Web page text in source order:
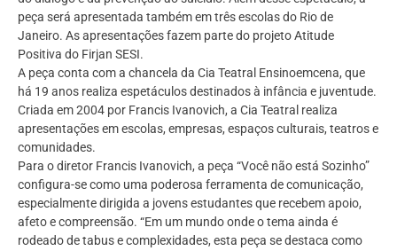
peça será apresentada também em três escolas do Rio de
Janeiro. As apresentações fazem parte do projeto Atitude
Positiva do Firjan SESI.
A peça conta com a chancela da Cia Teatral Ensinoemcena, que
há 19 anos realiza espetáculos destinados à infância e juventude.
Criada em 2004 por Francis Ivanovich, a Cia Teatral realiza
apresentações em escolas, empresas, espaços culturais, teatros e
comunidades.
Para o diretor Francis Ivanovich, a peça “Você não está Sozinho”
configura-se como uma poderosa ferramenta de comunicação,
especialmente dirigida a jovens estudantes que recebem apoio,
afeto e compreensão. “Em um mundo onde o tema ainda é
rodeado de tabus e complexidades, esta peça se destaca como